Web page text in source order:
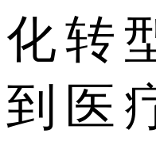
化转
到医